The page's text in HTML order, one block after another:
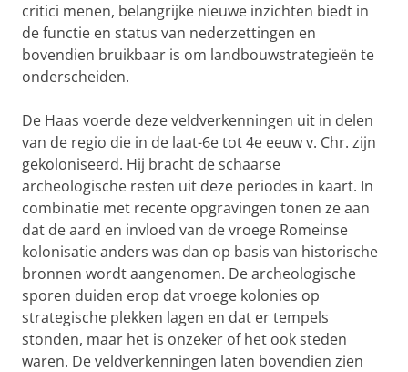
critici menen, belangrijke nieuwe inzichten biedt in
de functie en status van nederzettingen en
bovendien bruikbaar is om landbouwstrategieën te
onderscheiden.
De Haas voerde deze veldverkenningen uit in delen
van de regio die in de laat-6e tot 4e eeuw v. Chr. zijn
gekoloniseerd. Hij bracht de schaarse
archeologische resten uit deze periodes in kaart. In
combinatie met recente opgravingen tonen ze aan
dat de aard en invloed van de vroege Romeinse
kolonisatie anders was dan op basis van historische
bronnen wordt aangenomen. De archeologische
sporen duiden erop dat vroege kolonies op
strategische plekken lagen en dat er tempels
stonden, maar het is onzeker of het ook steden
waren. De veldverkenningen laten bovendien zien